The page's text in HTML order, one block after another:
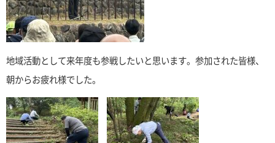
地域活動として来年度も参戦したいと思います。参加された皆様、
朝からお疲れ様でした。